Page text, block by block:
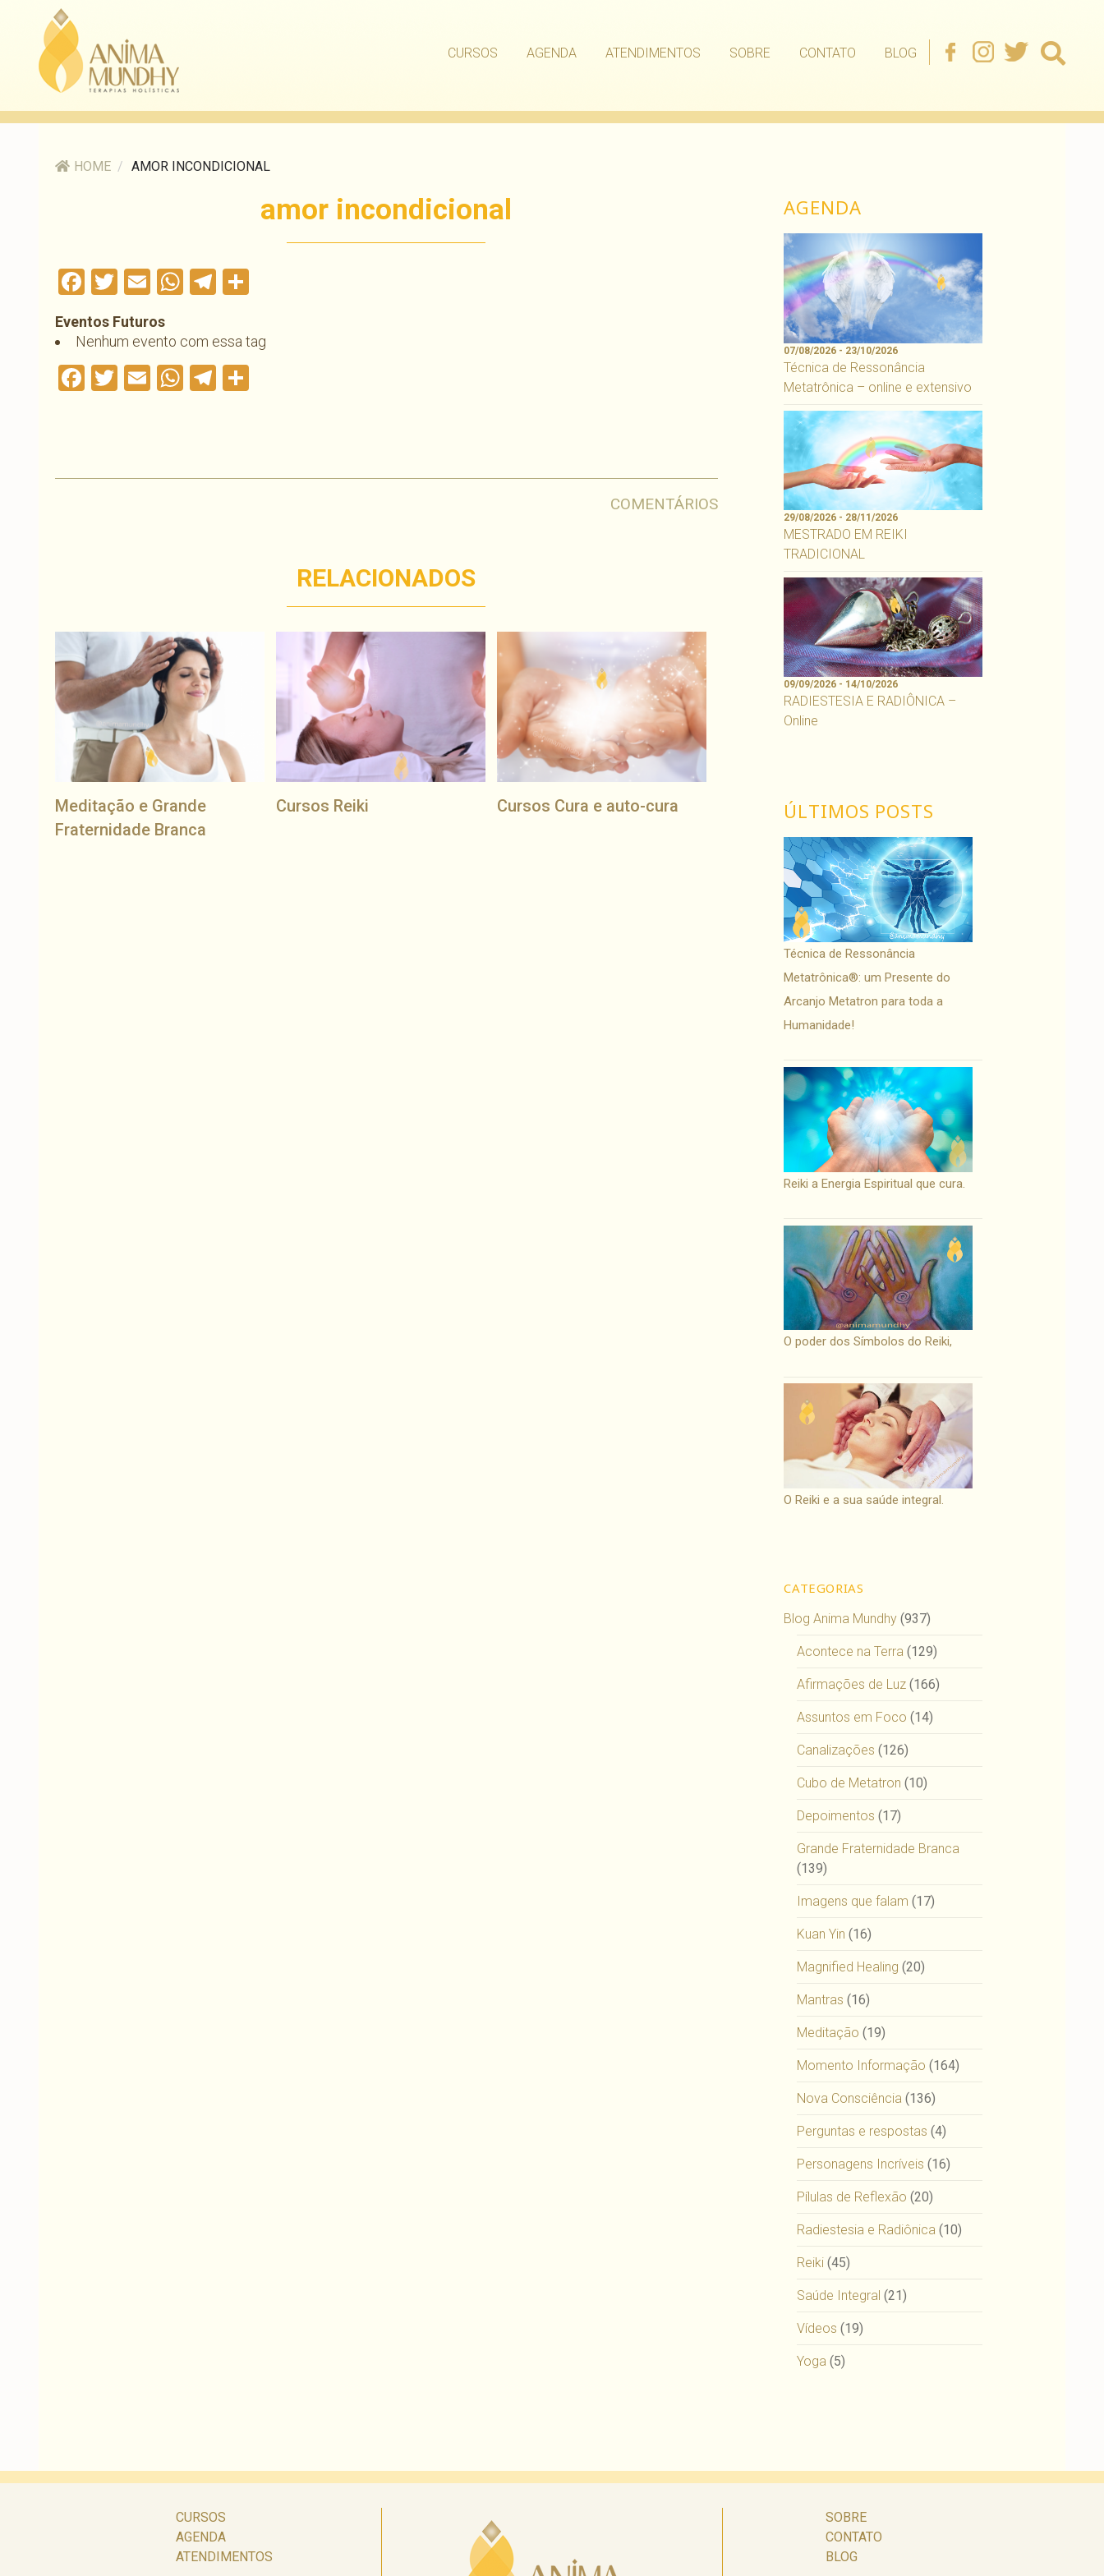
CURSOS AGENDA ATENDIMENTOS SOBRE CONTATO BLOG
HOME / AMOR INCONDICIONAL
amor incondicional
Facebook
Twitter
EmailWhatsApp
Telegram
Eventos Futuros
Nenhum evento com essa tag
Facebook
Twitter
EmailWhatsApp
Telegram
COMENTÁRIOS
RELACIONADOS
Meditação e Grande
Fraternidade Branca
Cursos Reiki Cursos Cura e auto-cura
AGENDA
07/08/2026 - 23/10/2026
Técnica de Ressonância
Metatrônica – online e extensivo
29/08/2026 - 28/11/2026
MESTRADO EM REIKI
TRADICIONAL
09/09/2026 - 14/10/2026
RADIESTESIA E RADIÔNICA –
Online
ÚLTIMOS POSTS
Técnica de Ressonância
Metatrônica®: um Presente do
Arcanjo Metatron para toda a
Humanidade!
Reiki a Energia Espiritual que cura.
O poder dos Símbolos do Reiki,
O Reiki e a sua saúde integral.
CATEGORIAS
Blog Anima Mundhy (937)
Acontece na Terra (129)
Afirmações de Luz (166)
Assuntos em Foco (14)
Canalizações (126)
Cubo de Metatron (10)
Depoimentos (17)
Grande Fraternidade Branca
(139)
Imagens que falam (17)
Kuan Yin (16)
Magnified Healing (20)
Mantras (16)
Meditação (19)
Momento Informação (164)
Nova Consciência (136)
Perguntas e respostas (4)
Personagens Incríveis (16)
Pílulas de Reflexão (20)
Radiestesia e Radiônica (10)
Reiki (45)
Saúde Integral (21)
Vídeos (19)
Yoga (5)
CURSOS
AGENDA
ATENDIMENTOS
SOBRE
CONTATO
BLOG